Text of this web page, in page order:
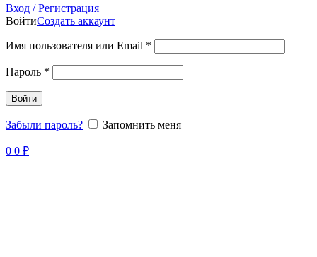
Вход / Регистрация
ВойтиСоздать аккаунт
Имя пользователя или Email *
Пароль *
Войти
Забыли пароль? Запомнить меня
0 0 ₽